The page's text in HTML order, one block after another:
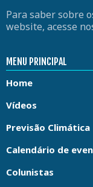
Para saber sobre
website, acesse
MENU PRINCIPAL
Home
Vídeos
Previsão Climática
Calendário de
Colunistas